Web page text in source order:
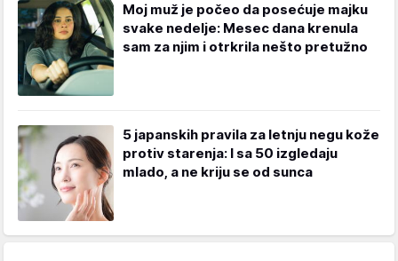
Moj muž je počeo da posećuje majku
svake nedelje: Mesec dana krenula
sam za njim i otrkrila nešto pretužno
5 japanskih pravila za letnju negu kože
protiv starenja: I sa 50 izgledaju
mlado, a ne kriju se od sunca